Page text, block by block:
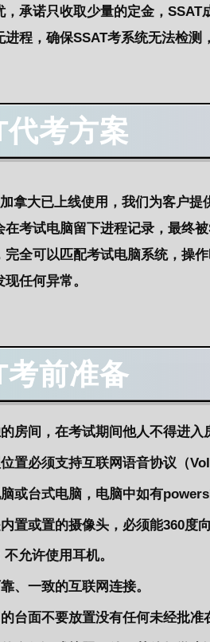
承诺只收取少量的定金，
程，确保SSAT考系统无法检测
代考方案
拿大已上线使用，我们为客户
考试电脑留下进程记录，最终
全可以匹配考试电脑系统，操
任何异常。
考前准备
房间，在考试期间他人不得进入
置必须支持互联网语音协议（
或台式电脑，电脑中如有
置或置的摄像头，必须能360度
允许使用耳机。
、一致的互联网连接。
台面不要放置没有任何未经批准